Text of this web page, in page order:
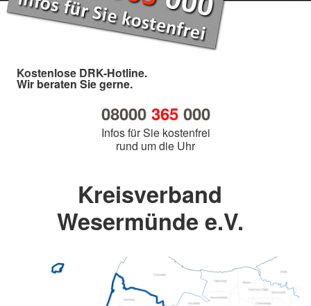
Kostenlose DRK-Hotline.
Wir beraten Sie gerne.
08000 365000
Infos für Sie kostenfrei
rund um die Uhr
Kreisverband
Wesermünde e.V.